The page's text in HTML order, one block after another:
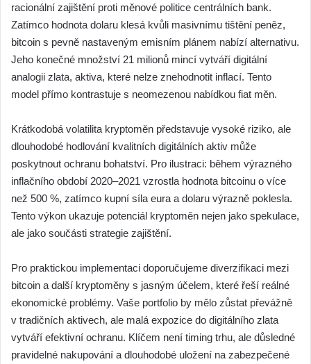
racionální zajištění proti měnové politice centrálních bank.
Zatímco hodnota dolaru klesá kvůli masivnímu tištění peněz,
bitcoin s pevně nastaveným emisním plánem nabízí alternativu.
Jeho konečné množství 21 milionů mincí vytváří digitální
analogii zlata, aktiva, které nelze znehodnotit inflací. Tento
model přímo kontrastuje s neomezenou nabídkou fiat měn.
Krátkodobá volatilita kryptoměn představuje vysoké riziko, ale
dlouhodobé hodlování kvalitních digitálních aktiv může
poskytnout ochranu bohatství. Pro ilustraci: během výrazného
inflačního období 2020–2021 vzrostla hodnota bitcoinu o více
než 500 %, zatímco kupní síla eura a dolaru výrazně poklesla.
Tento výkon ukazuje potenciál kryptoměn nejen jako spekulace,
ale jako součásti strategie zajištění.
Pro praktickou implementaci doporučujeme diverzifikaci mezi
bitcoin a další kryptoměny s jasným účelem, které řeší reálné
ekonomické problémy. Vaše portfolio by mělo zůstat převážně
v tradičních aktivech, ale malá expozice do digitálního zlata
vytváří efektivní ochranu. Klíčem není timing trhu, ale důsledné
pravidelné nakupování a dlouhodobé uložení na zabezpečené